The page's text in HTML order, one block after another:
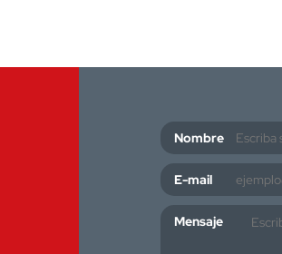
Nombre
E-mail
Mensaje